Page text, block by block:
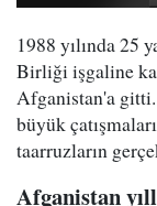
1988 yılında 25
Birliği işgaline
Afganistan'a
büyük
taarruzların
Afganistan